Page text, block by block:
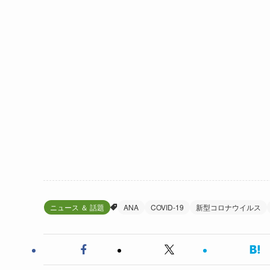
ニュース ＆ 話題 ANA COVID-19 新型コロナウイルス